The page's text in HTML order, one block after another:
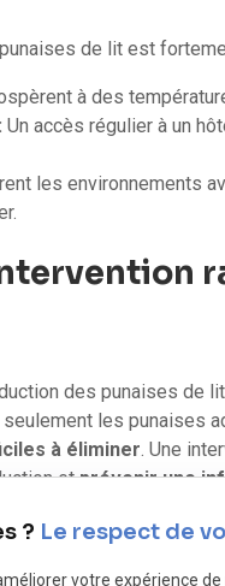
de lit est
à des
Un accès régulier à un
les environnements
des punaises de
les punaises
à éliminer. Une
etprévenir une
de lit dans votre
rapide et ainsi
? Le respect de
votre expérience